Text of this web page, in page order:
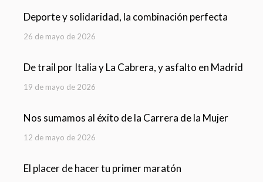
Deporte y solidaridad, la combinación perfecta
26 de mayo de 2026
De trail por Italia y La Cabrera, y asfalto en Madrid
19 de mayo de 2026
Nos sumamos al éxito de la Carrera de la Mujer
12 de mayo de 2026
El placer de hacer tu primer maratón